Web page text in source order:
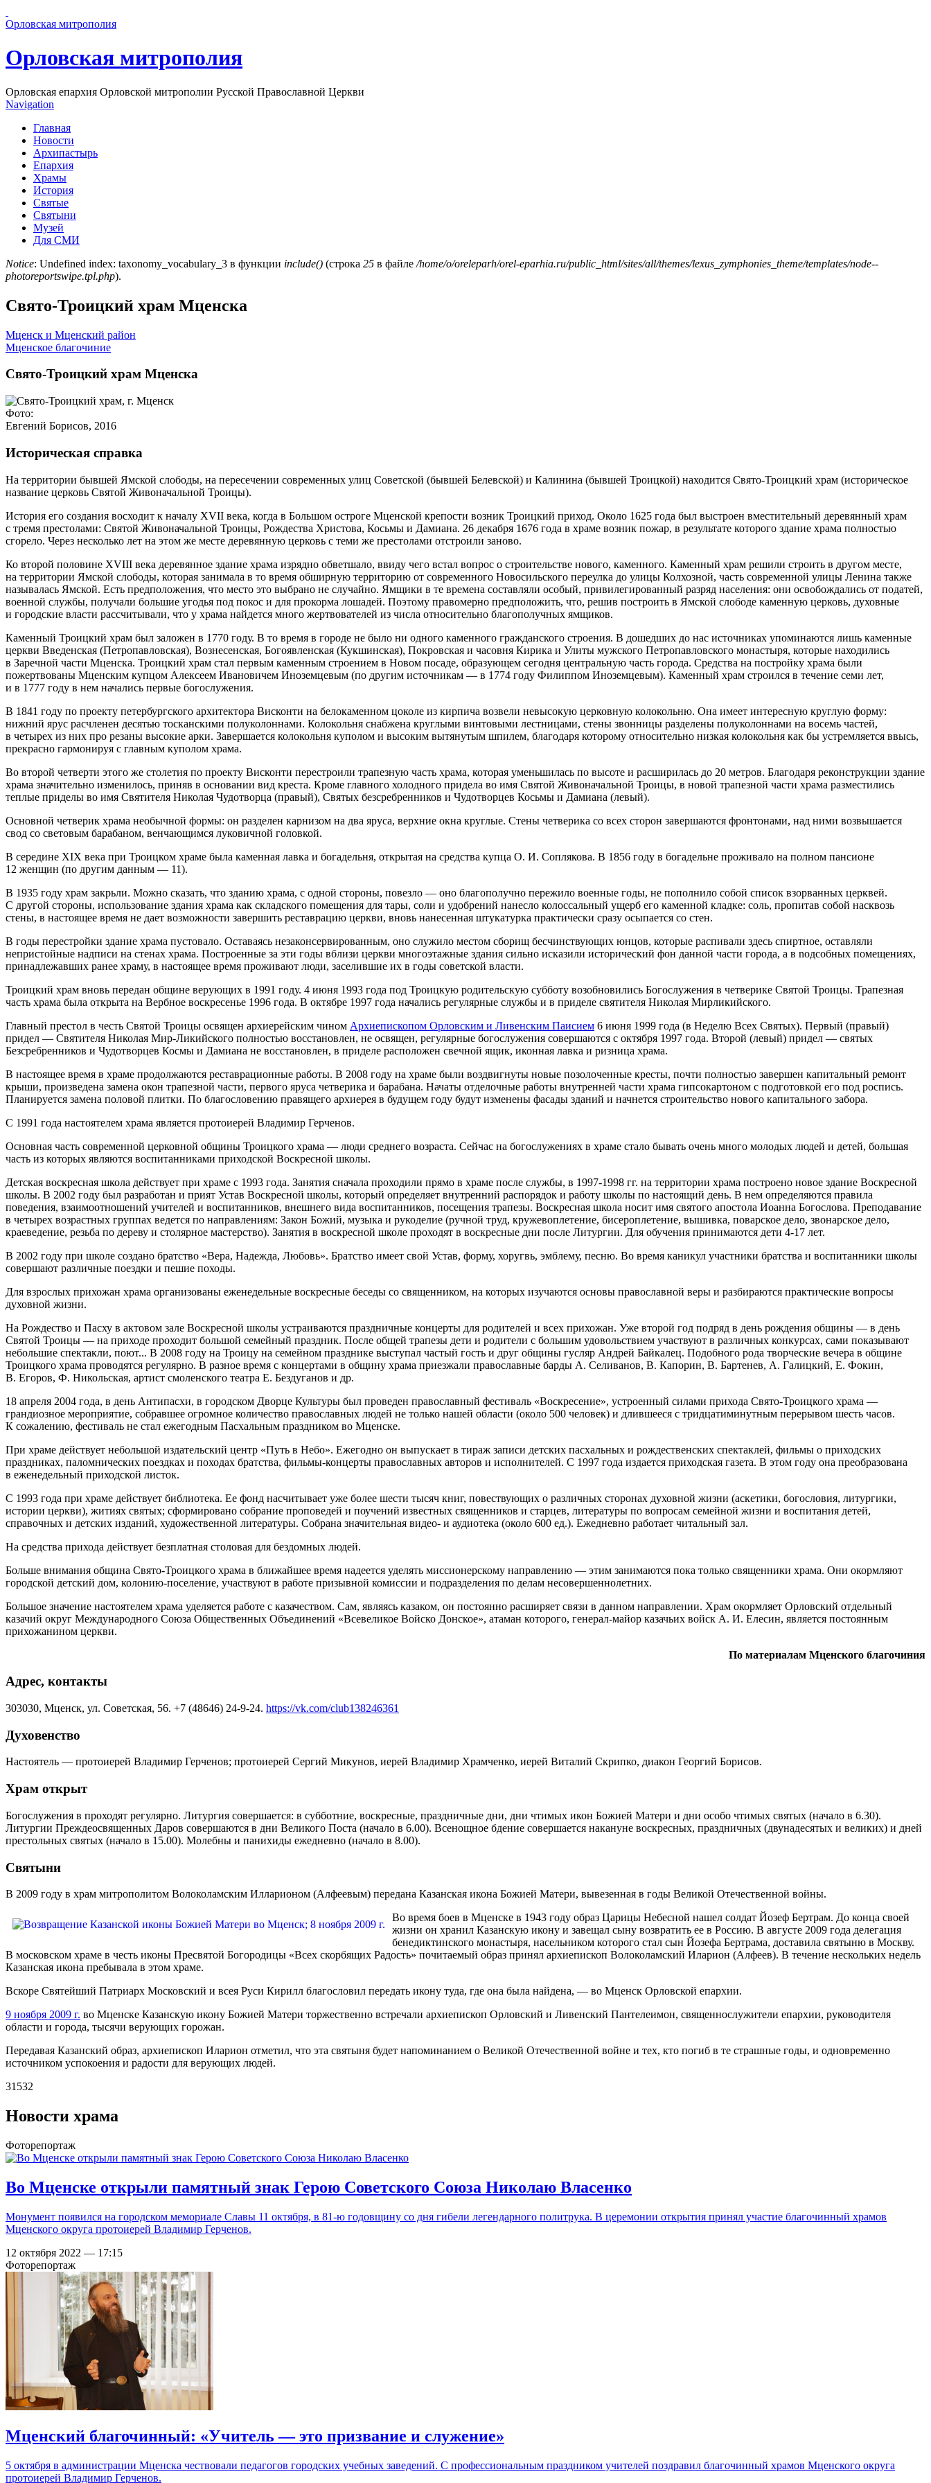
Орловская митрополия
Орловская митрополия
Орловская епархия Орловской митрополии Русской Православной Церкви
Navigation
Главная
Новости
Архипастырь
Епархия
Храмы
История
Святые
Святыни
Музей
Для СМИ
Сообщение об ошибке
Notice: Undefined index: taxonomy_vocabulary_3 в функции include() (строка 25 в файле /home/o/oreleparh/orel-eparhia.ru/public_html/sites/all/themes/lexus_zymphonies_theme/templates/node--
photoreportswipe.tpl.php).
Свято-Троицкий храм Мценска
Мценск и Мценский район
Мценское благочиние
Свято-Троицкий храм Мценска
Фото:
Евгений Борисов, 2016
Историческая справка
На территории бывшей Ямской слободы, на пересечении современных улиц Советской (бывшей Белевской) и Калинина (бывшей Троицкой) находится Свято-Троицкий храм (историческое
название церковь Святой Живоначальной Троицы).
История его создания восходит к началу XVII века, когда в Большом остроге Мценской крепости возник Троицкий приход. Около 1625 года был выстроен вместительный деревянный храм
с тремя престолами: Святой Живоначальной Троицы, Рождества Христова, Косьмы и Дамиана. 26 декабря 1676 года в храме возник пожар, в результате которого здание храма полностью
сгорело. Через несколько лет на этом же месте деревянную церковь с теми же престолами отстроили заново.
Ко второй половине XVIII века деревянное здание храма изрядно обветшало, ввиду чего встал вопрос о строительстве нового, каменного. Каменный храм решили строить в другом месте,
на территории Ямской слободы, которая занимала в то время обширную территорию от современного Новосильского переулка до улицы Колхозной, часть современной улицы Ленина также
называлась Ямской. Есть предположения, что место это выбрано не случайно. Ямщики в те времена составляли особый, привилегированный разряд населения: они освобождались от податей,
военной службы, получали большие угодья под покос и для прокорма лошадей. Поэтому правомерно предположить, что, решив построить в Ямской слободе каменную церковь, духовные
и городские власти рассчитывали, что у храма найдется много жертвователей из числа относительно благополучных ямщиков.
Каменный Троицкий храм был заложен в 1770 году. В то время в городе не было ни одного каменного гражданского строения. В дошедших до нас источниках упоминаются лишь каменные
церкви Введенская (Петропавловская), Вознесенская, Богоявленская (Кукшинская), Покровская и часовня Кирика и Улиты мужского Петропавловского монастыря, которые находились
в Заречной части Мценска. Троицкий храм стал первым каменным строением в Новом посаде, образующем сегодня центральную часть города. Средства на постройку храма были
пожертвованы Мценским купцом Алексеем Ивановичем Иноземцевым (по другим источникам — в 1774 году Филиппом Иноземцевым). Каменный храм строился в течение семи лет,
и в 1777 году в нем начались первые богослужения.
В 1841 году по проекту петербургского архитектора Висконти на белокаменном цоколе из кирпича возвели невысокую церковную колокольню. Она имеет интересную круглую форму:
нижний ярус расчленен десятью тосканскими полуколоннами. Колокольня снабжена круглыми винтовыми лестницами, стены звонницы разделены полуколоннами на восемь частей,
в четырех из них про резаны высокие арки. Завершается колокольня куполом и высоким вытянутым шпилем, благодаря которому относительно низкая колокольня как бы устремляется ввысь,
прекрасно гармонируя с главным куполом храма.
Во второй четверти этого же столетия по проекту Висконти перестроили трапезную часть храма, которая уменьшилась по высоте и расширилась до 20 метров. Благодаря реконструкции здание
храма значительно изменилось, приняв в основании вид креста. Кроме главного холодного придела во имя Святой Живоначальной Троицы, в новой трапезной части храма разместились
теплые приделы во имя Святителя Николая Чудотворца (правый), Святых безсребренников и Чудотворцев Косьмы и Дамиана (левый).
Основной четверик храма необычной формы: он разделен карнизом на два яруса, верхние окна круглые. Стены четверика со всех сторон завершаются фронтонами, над ними возвышается
свод со световым барабаном, венчающимся луковичной головкой.
В середине XIX века при Троицком храме была каменная лавка и богадельня, открытая на средства купца О. И. Соплякова. В 1856 году в богадельне проживало на полном пансионе
12 женщин (по другим данным — 11).
В 1935 году храм закрьли. Можно сказать, что зданию храма, с одной стороны, повезло — оно благополучно пережило военные годы, не пополнило собой список взорванных церквей.
С другой стороны, использование здания храма как складского помещения для тары, соли и удобрений нанесло колоссальный ущерб его каменной кладке: соль, пропитав собой насквозь
стены, в настоящее время не дает возможности завершить реставрацию церкви, вновь нанесенная штукатурка практически сразу осыпается со стен.
В годы перестройки здание храма пустовало. Оставаясь незаконсервированным, оно служило местом сборищ бесчинствующих юнцов, которые распивали здесь спиртное, оставляли
непристойные надписи на стенах храма. Построенные за эти годы вблизи церкви многоэтажные здания сильно исказили исторический фон данной части города, а в nодсобных помещениях,
принадлежавших ранее храму, в настоящее время проживают люди, заселившие их в годы советской власти.
Троицкий храм вновь передан общине верующих в 1991 году. 4 июня 1993 года под Троицкую родительскую субботу возобновились Богослужения в четверике Святой Троицы. Трапезная
часть храма была открыта на Вербное воскресенье 1996 года. В октябре 1997 года начались регулярные службы и в приделе святителя Николая Мирликийского.
Главный престол в честь Святой Троицы освящен архиерейским чином Архиепископом Орловским и Ливенским Паисием 6 июня 1999 года (в Неделю Всех Святых). Первый (правый)
придел — Святителя Николая Мир-Ликийского полностью восстановлен, не освящен, регулярные богослужения совершаются с октября 1997 года. Второй (левый) придел — святых
Безсребренников и Чудотворцев Космы и Дамиана не восстановлен, в приделе расположен свечной ящик, иконная лавка и ризница храма.
В настоящее время в храме продолжаются реставрационные работы. В 2008 году на храме были воздвигнуты новые позолоченные кресты, почти полностью завершен капитальный ремонт
крыши, произведена замена окон трапезной части, первого яруса четверика и барабана. Начаты отделочные работы внутренней части храма гипсокартоном с подготовкой его под роспись.
Планируется замена половой плитки. По благословению правящего архиерея в будущем году будут изменены фасады зданий и начнется строительство нового капитального забора.
С 1991 года настоятелем храма является протоиерей Владимир Герченов.
Основная часть современной церковной общины Троицкого храма — люди среднего возраста. Сейчас на богослужениях в храме стало бывать очень много молодых людей и детей, большая
часть из которых являются воспитанниками приходской Воскресной школы.
Детская воскресная школа действует при храме с 1993 года. Занятия сначала проходили прямо в храме после службы, в 1997-1998 гг. на территории храма построено новое здание Воскресной
школы. В 2002 году был разработан и прият Устав Воскресной школы, который определяет внутренний распорядок и работу школы по настоящий день. В нем определяются правила
поведения, взаимоотношений учителей и воспитанников, внешнего вида воспитанников, посещения трапезы. Воскресная школа носит имя святого апостола Иоанна Богослова. Преподавание
в четырех возрастных группах ведется по направлениям: Закон Божий, музыка и рукоделие (ручной труд, кружевоплетение, бисероплетение, вышивка, поварское дело, звонарское дело,
краеведение, резьба по дереву и столярное мастерство). Занятия в воскресной школе проходят в воскресные дни после Литургии. Для обучения принимаются дети 4-17 лет.
В 2002 году при школе создано братство «Вера, Надежда, Любовь». Братство имеет свой Устав, форму, хоругвь, эмблему, песню. Во время каникул участники братства и воспитанники школы
совершают различные поездки и пешие походы.
Для взрослых прихожан храма организованы еженедельные воскресные беседы со священником, на которых изучаются основы православной веры и разбираются практические вопросы
духовной жизни.
На Рождество и Пасху в актовом зале Воскресной школы устраиваются праздничные концерты для родителей и всех прихожан. Уже второй год подряд в день рождения общины — в день
Святой Троицы — на приходе проходит большой семейный праздник. После общей трапезы дети и родители с большим удовольствием участвуют в различных конкурсах, сами показывают
небольшие спектакли, поют... В 2008 году на Троицу на семейном празднике выступал частый гость и друг общины гусляр Андрей Байкалец. Подобного рода творческие вечера в общине
Троицкого храма проводятся регулярно. В разное время с концертами в общину храма приезжали православные барды А. Селиванов, В. Капорин, В. Бартенев, А. Галицкий, Е. Фокин,
В. Егоров, Ф. Никольская, артист смоленского театра Е. Бездуганов и др.
18 апреля 2004 года, в день Антипасхи, в городском Дворце Культуры был проведен православный фестиваль «Воскресение», устроенный силами прихода Свято-Троицкого храма —
грандиозное мероприятие, собравшее огромное количество православных людей не только нашей области (около 500 человек) и длившееся с тридцатиминутным перерывом шесть часов.
К сожалению, фестиваль не стал ежегодным Пасхальным праздником во Мценске.
При храме действует небольшой издательский центр «Путь в Небо». Ежегодно он выпускает в тираж записи детских пасхальных и рождественских спектаклей, фильмы о приходских
праздниках, паломнических поездках и походах братства, фильмы-концерты православных авторов и исполнителей. С 1997 года издается приходская газета. В этом году она преобразована
в еженедельный приходской листок.
С 1993 года при храме действует библиотека. Ее фонд насчитывает уже более шести тысяч книг, повествующих о различных сторонах духовной жизни (аскетики, богословия, литургики,
истории церкви), житиях святых; сформировано собрание проповедей и поучений известных священников и старцев, литературы по вопросам семейной жизни и воспитания детей,
справочных и детских изданий, художественной литературы. Собрана значительная видео- и аудиотека (около 600 ед.). Ежедневно работает читальный зал.
На средства прихода действует безплатная столовая для бездомных людей.
Больше внимания община Свято-Троицкого храма в ближайшее время надеется уделять миссионерскому направлению — этим занимаются пока только священники храма. Они окормляют
городской детский дом, колонию-поселение, участвуют в работе призывной комиссии и подразделения по делам несовершеннолетних.
Большое значение настоятелем храма уделяется работе с казачеством. Сам, являясь казаком, он постоянно расширяет связи в данном направлении. Храм окормляет Орловский отдельный
казачий округ Международного Союза Общественных Объединений «Всевеликое Войско Донское», атаман которого, генерал-майор казачьих войск А. И. Елесин, является постоянным
прихожанином церкви.
По материалам Мценского благочиния
Адрес, контакты
303030, Мценск, ул. Советская, 56. +7 (48646) 24-9-24. https://vk.com/club138246361
Духовенство
Настоятель — протоиерей Владимир Герченов; протоиерей Сергий Микунов, иерей Владимир Храмченко, иерей Виталий Скрипко, диакон Георгий Борисов.
Храм открыт
Богослужения в проходят регулярно. Литургия совершается: в субботние, воскресные, праздничные дни, дни чтимых икон Божией Матери и дни особо чтимых святых (начало в 6.30).
Литургии Преждеосвященных Даров совершаются в дни Великого Поста (начало в 6.00). Всенощное бдение совершается накануне воскресных, праздничных (двунадесятых и великих) и дней
престольных святых (начало в 15.00). Молебны и панихиды ежедневно (начало в 8.00).
Святыни
В 2009 году в храм митрополитом Волоколамским Илларионом (Алфеевым) передана Казанская икона Божией Матери, вывезенная в годы Великой Отечественной войны.
Во время боев в Мценске в 1943 году образ Царицы Небесной нашел солдат Йозеф Бертрам. До конца своей
жизни он хранил Казанскую икону и завещал сыну возвратить ее в Россию. В августе 2009 года делегация
бенедиктинского монастыря, насельником которого стал сын Йозефа Бертрама, доставила святыню в Москву.
В московском храме в честь иконы Пресвятой Богородицы «Всех скорбящих Радость» почитаемый образ принял архиепископ Волоколамский Иларион (Алфеев). В течение нескольких недель
Казанская икона пребывала в этом храме.
Вскоре Святейший Патриарх Московский и всея Руси Кирилл благословил передать икону туда, где она была найдена, — во Мценск Орловской епархии.
9 ноября 2009 г. во Мценске Казанскую икону Божией Матери торжественно встречали архиепископ Орловский и Ливенский Пантелеимон, священнослужители епархии, руководителя
области и города, тысячи верующих горожан.
Передавая Казанский образ, архиепископ Иларион отметил, что эта святыня будет напоминанием о Великой Отечественной войне и тех, кто погиб в те страшные годы, и одновременно
источником успокоения и радости для верующих людей.
31532
Новости храма
Фоторепортаж
Во Мценске открыли памятный знак Герою Советского Союза Николаю Власенко
Монумент появился на городском мемориале Славы 11 октября, в 81-ю годовщину со дня гибели легендарного политрука. В церемонии открытия принял участие благочинный храмов
Мценского округа протоиерей Владимир Герченов.
12 октября 2022 — 17:15
Фоторепортаж
Мценский благочинный: «Учитель — это призвание и служение»
5 октября в администрации Мценска чествовали педагогов городских учебных заведений. С профессиональным праздником учителей поздравил благочинный храмов Мценского округа
протоиерей Владимир Герченов.